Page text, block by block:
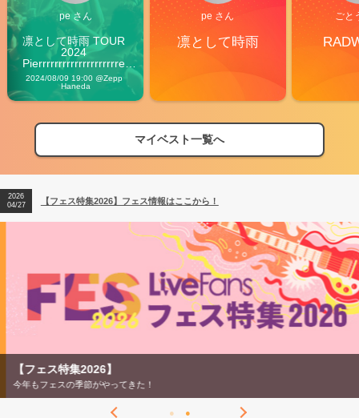
pe さん
凛として時雨 TOUR
2024
Pierrrrrrrrrrrrrrrrrrrre
Vibes
2024/08/09 19:00 @Zepp
Haneda
pe さん
凛として時雨
ごと
マイベスト一覧へ
【フェス特集2026】フェス情報はここから！
【ライブ動員ランキング】2026年上半期編発表！
2026
04/27
【フェス特集2026】フェス情報はここから！
2026
【ライブ動員ランキング】2026年上半期編発表！
【フェス特集2026】
今年もフェスの季節がやってきた！